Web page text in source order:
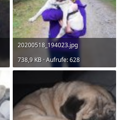
20200518_194023.jpg
738,9 KB · Aufrufe: 628